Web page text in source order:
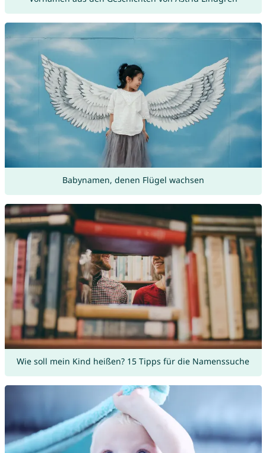
Babynamen, denen Flügel wachsen
Wie soll mein Kind heißen? 15 Tipps für die Namenssuche